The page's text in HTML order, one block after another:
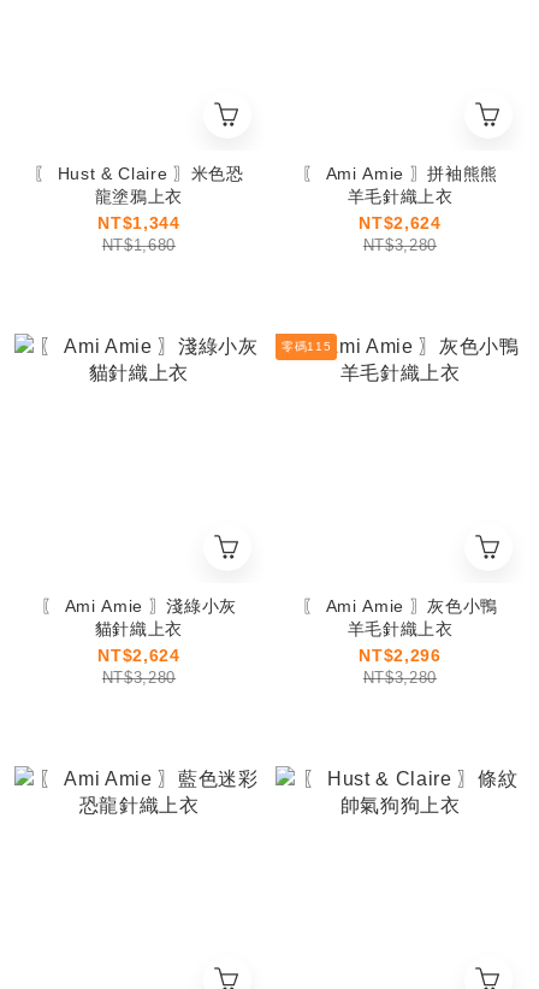
〖 Hust & Claire 〗米色恐
龍塗鴉上衣
NT$1,344
NT$1,680
〖 Ami Amie 〗拼袖熊熊
羊毛針織上衣
NT$2,624
NT$3,280
〖 Ami Amie 〗淺綠小灰
貓針織上衣
NT$2,624
NT$3,280
零碼115
〖 Ami Amie 〗灰色小鴨
羊毛針織上衣
NT$2,296
NT$3,280